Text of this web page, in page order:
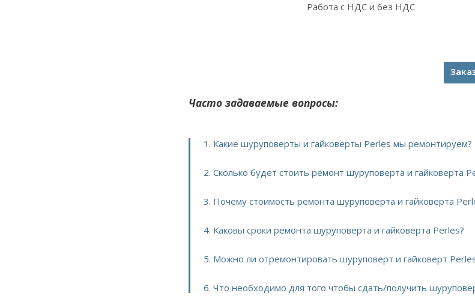
Работа с НДС и без НДС
Часто задаваемые вопросы:
1. Какие шуруповерты и гайковерты Perles мы ремонтируем?
2. Сколько будет стоить ремонт шуруповерта и гайковерта
3. Почему стоимость ремонта шуруповерта и гайковерта
4. Каковы сроки ремонта шуруповерта и гайковерта Perles?
5. Можно ли отремонтировать шуруповерт и гайковерт
6. Что необходимо для того чтобы сдать/получить